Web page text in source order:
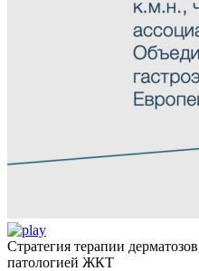
Стратегия терапии
патологией ЖКТ